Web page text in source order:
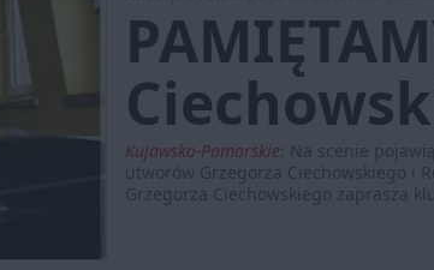
Kujawsko-Pomorskie Na scenie
utworów Grzegorza Ciechowskiego i
Grzegorza Ciechowskiego zaprasza